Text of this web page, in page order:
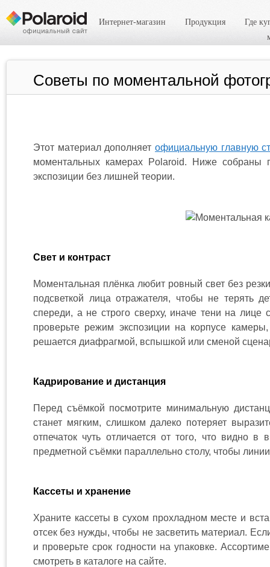
Интернет-магазин Продукция
Где
Советы по моментальной
Этот материал дополняетофициальную главную
моментальных камерах Polaroid. Ниже собраны
экспозиции без лишней теории.
Свет и контраст
Моментальная плёнка любит ровный свет без
подсветкой лица отражателя, чтобы не терять
спереди, а не строго сверху, иначе тени на
проверьте режим экспозиции на корпусе
решается диафрагмой, вспышкой или сменой
Кадрирование и дистанция
Перед съёмкой посмотрите минимальную
станет мягким, слишком далеко потеряет
отпечаток чуть отличается от того, что видно
предметной съёмки параллельно столу, чтобы
Кассеты и хранение
Храните кассеты в сухом прохладном месте и
отсек без нужды, чтобы не засветить материал.
и проверьте срок годности на упаковке.
смотреть в каталоге на сайте.